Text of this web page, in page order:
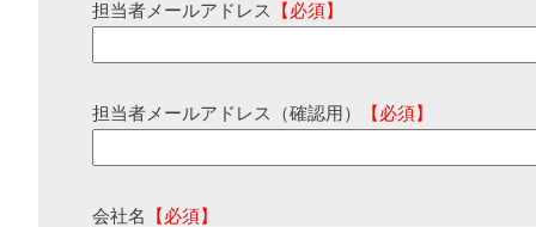
担当者メールアドレス 【必須】
担当者メールアドレス（確認用） 【必須】
会社名 【必須】